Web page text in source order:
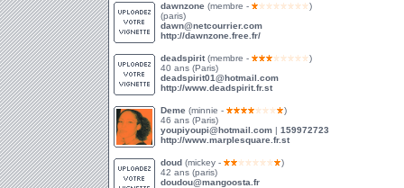
dawnzone (membre -
)
(paris)
dawn@netcourrier.com
http://dawnzone.free.fr/
deadspirit(membre -
)
40 ans (Paris)
deadspirit01@hotmail.com
http://www.deadspirit.fr.st
Deme (minnie -
)
46 ans (Paris)
youpiyoupi@hotmail.com | 159972723
http://www.marplesquare.fr.st
doud (mickey -
)
42 ans (paris)
doudou@mangoosta.fr